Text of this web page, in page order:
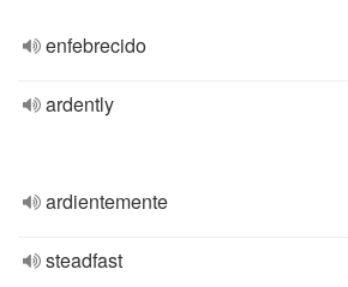
enfebrecido
ardently
ardientemente
steadfast